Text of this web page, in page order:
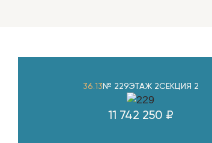
36.13 № 229ЭТАЖ 2СЕКЦИЯ 2
11 742 250 ₽